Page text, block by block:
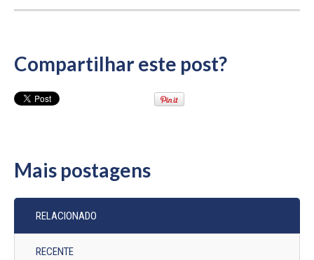
Compartilhar este post?
Mais postagens
RELACIONADO
RECENTE